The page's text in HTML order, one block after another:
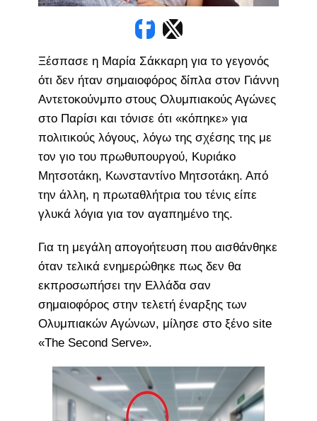
Ξέσπασε η Μαρία Σάκκαρη για το γεγονός
ότι δεν ήταν σημαιοφόρος δίπλα στον Γιάννη
Αντετοκούνμπο στους Ολυμπιακούς Αγώνες
στο Παρίσι και τόνισε ότι «κόπηκε» για
πολιτικούς λόγους, λόγω της σχέσης της με
τον γιο του πρωθυπουργού, Κυριάκο
Μητσοτάκη, Κωνσταντίνο Μητσοτάκη. Από
την άλλη, η πρωταθλήτρια του τένις είπε
γλυκά λόγια για τον αγαπημένο της.
Για τη μεγάλη απογοήτευση που αισθάνθηκε
όταν τελικά ενημερώθηκε πως δεν θα
εκπροσωπήσει την Ελλάδα σαν
σημαιοφόρος στην τελετή έναρξης των
Ολυμπιακών Αγώνων, μίλησε στο ξένο site
«The Second Serve».